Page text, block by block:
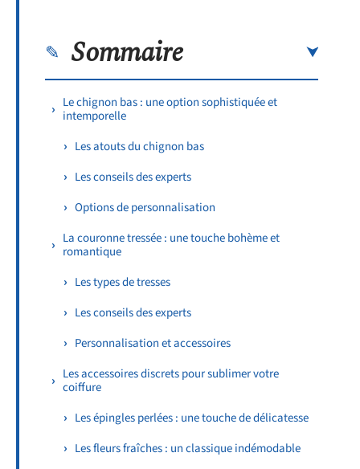
Sommaire
Le chignon bas : une option sophistiquée et
intemporelle
Les atouts du chignon bas
Les conseils des experts
Options de personnalisation
La couronne tressée : une touche bohème et
romantique
Les types de tresses
Les conseils des experts
Personnalisation et accessoires
Les accessoires discrets pour sublimer votre
coiffure
Les épingles perlées : une touche de délicatesse
Les fleurs fraîches : un classique indémodable